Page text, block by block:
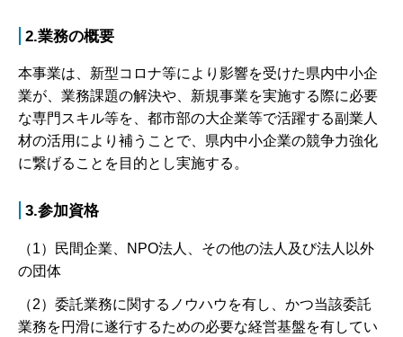
2.業務の概要
本事業は、新型コロナ等により影響を受けた県内中小企
業が、業務課題の解決や、新規事業を実施する際に必要
な専門スキル等を、都市部の大企業等で活躍する副業人
材の活用により補うことで、県内中小企業の競争力強化
に繋げることを目的とし実施する。
3.参加資格
（1）民間企業、NPO法人、その他の法人及び法人以外
の団体
（2）委託業務に関するノウハウを有し、かつ当該委託
業務を円滑に遂行するための必要な経営基盤を有してい